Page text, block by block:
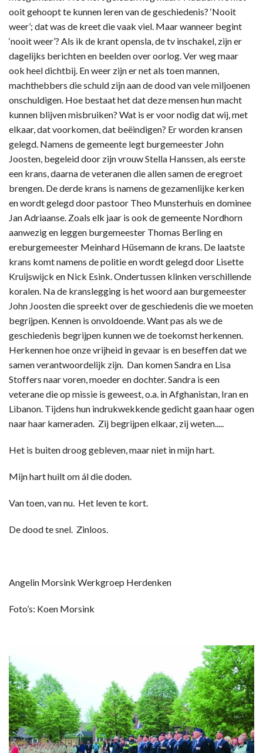
ooit gehoopt te kunnen leren van de geschiedenis? ‘Nooit
weer’; dat was de kreet die vaak viel. Maar wanneer begint
‘nooit weer’? Als ik de krant opensla, de tv inschakel, zijn er
dagelijks berichten en beelden over oorlog. Ver weg maar
ook heel dichtbij. En weer zijn er net als toen mannen,
machthebbers die schuld zijn aan de dood van vele miljoenen
onschuldigen. Hoe bestaat het dat deze mensen hun macht
kunnen blijven misbruiken? Wat is er voor nodig dat wij, met
elkaar, dat voorkomen, dat beëindigen? Er worden kransen
gelegd. Namens de gemeente legt burgemeester John
Joosten, begeleid door zijn vrouw Stella Hanssen, als eerste
een krans, daarna de veteranen die allen samen de eregroet
brengen. De derde krans is namens de gezamenlijke kerken
en wordt gelegd door pastoor Theo Munsterhuis en dominee
Jan Adriaanse. Zoals elk jaar is ook de gemeente Nordhorn
aanwezig en leggen burgemeester Thomas Berling en
ereburgemeester Meinhard Hüsemann de krans. De laatste
krans komt namens de politie en wordt gelegd door Lisette
Kruijswijck en Nick Esink. Ondertussen klinken verschillende
koralen. Na de kranslegging is het woord aan burgemeester
John Joosten die spreekt over de geschiedenis die we moeten
begrijpen. Kennen is onvoldoende. Want pas als we de
geschiedenis begrijpen kunnen we de toekomst herkennen.
Herkennen hoe onze vrijheid in gevaar is en beseffen dat we
samen verantwoordelijk zijn. Dan komen Sandra en Lisa
Stoffers naar voren, moeder en dochter. Sandra is een
veterane die op missie is geweest, o.a. in Afghanistan, Iran en
Libanon. Tijdens hun indrukwekkende gedicht gaan haar ogen
naar haar kameraden. Zij begrijpen elkaar, zij weten.....
Het is buiten droog gebleven, maar niet in mijn hart.
Mijn hart huilt om ál die doden.
Van toen, van nu. Het leven te kort.
De dood te snel. Zinloos.
Angelin Morsink Werkgroep Herdenken
Foto’s: Koen Morsink